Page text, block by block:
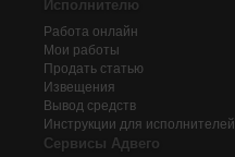
Исполнителю
Работа онлайн
Мои работы
Продать статью
Извещения
Вывод средств
Инструкции для исполнителей
Сервисы Адвего